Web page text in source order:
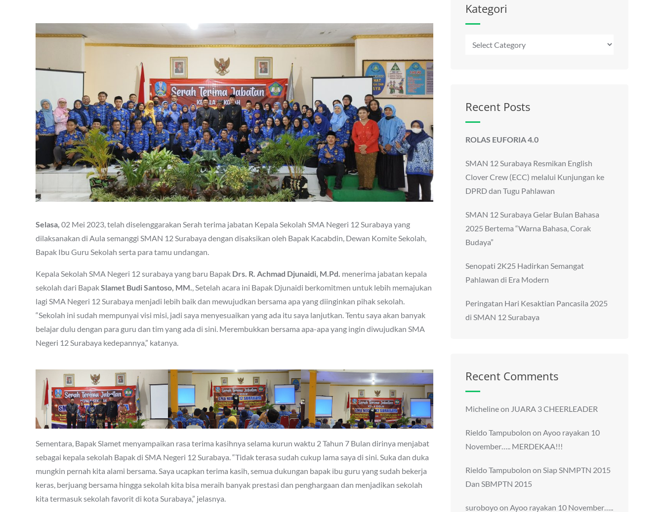
Selasa, 02 Mei 2023, telah diselenggarakan Serah terima jabatan Kepala Sekolah SMA Negeri 12 Surabaya yang
dilaksanakan di Aula semanggi SMAN 12 Surabaya dengan disaksikan oleh Bapak Kacabdin, Dewan Komite Sekolah,
Bapak Ibu Guru Sekolah serta para tamu undangan.
Kepala Sekolah SMA Negeri 12 surabaya yang baru Bapak Drs. R. Achmad Djunaidi, M.Pd. menerima jabatan kepala
sekolah dari BapakSlamet Budi Santoso, MM.
, Setelah acara ini Bapak Djunaidi berkomitmen untuk lebih memajukan
lagi SMA Negeri 12 Surabaya menjadi lebih baik dan mewujudkan bersama apa yang diinginkan pihak sekolah.
“Sekolah ini sudah mempunyai visi misi, jadi saya menyesuaikan yang ada itu saya lanjutkan. Tentu saya akan banyak
belajar dulu dengan para guru dan tim yang ada di sini. Merembukkan bersama apa-apa yang ingin diwujudkan SMA
Negeri 12 Surabaya kedepannya,” katanya.
Sementara, Bapak Slamet menyampaikan rasa terima kasihnya selama kurun waktu 2 Tahun 7 Bulan dirinya menjabat
sebagai kepala sekolah Bapak di SMA Negeri 12 Surabaya. “Tidak terasa sudah cukup lama saya di sini. Suka dan duka
mungkin pernah kita alami bersama. Saya ucapkan terima kasih, semua dukungan bapak ibu guru yang sudah bekerja
keras, berjuang bersama hingga sekolah kita bisa meraih banyak prestasi dan penghargaan dan menjadikan sekolah
kita termasuk sekolah favorit di kota Surabaya,” jelasnya.
Kategori
Kategori
Recent Posts
ROLAS EUFORIA 4.0
SMAN 12 Surabaya Resmikan English
Clover Crew (ECC) melalui Kunjungan ke
DPRD dan Tugu Pahlawan
SMAN 12 Surabaya Gelar Bulan Bahasa
2025 Bertema “Warna Bahasa, Corak
Budaya”
Senopati 2K25 Hadirkan Semangat
Pahlawan di Era Modern
Peringatan Hari Kesaktian Pancasila 2025
di SMAN 12 Surabaya
Recent Comments
Michelineon JUARA 3 CHEERLEADER
Rieldo Tampubolon on Ayoo rayakan 10
November….. MERDEKAA!!!
Rieldo Tampubolon on Siap SNMPTN 2015
Dan SBMPTN 2015
suroboyoon Ayoo rayakan 10 November…..